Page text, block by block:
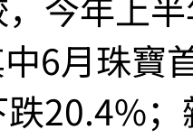
6月珠寶
20.4%